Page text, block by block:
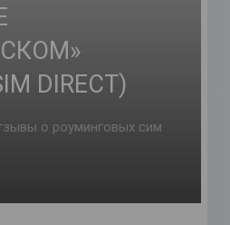
DIRECT)
о роуминговых сим